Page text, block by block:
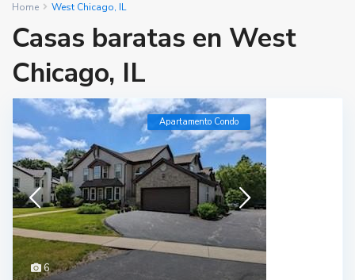
Home West Chicago, IL
Casas baratas en West
Chicago, IL
6
Apartamento Condo